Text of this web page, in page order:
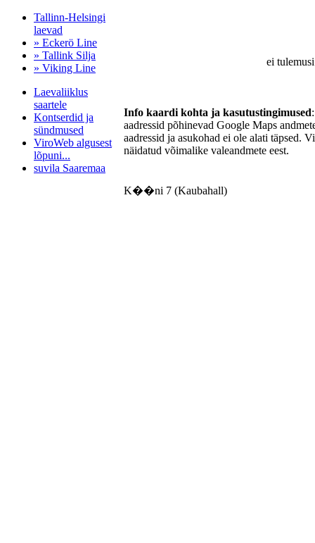
Tallinn-Helsingi
laevad
» Eckerö Line
» Tallink Silja
» Viking Line
Laevaliiklus
saartele
Kontserdid ja
sündmused
ViroWeb algusest
lõpuni...
suvila Saaremaa
ei
Info kaardi kohta ja kasutustingimused
aadressid põhinevad Google Maps
aadressid ja asukohad ei ole alati täpsed.
näidatud võimalike valeandmete eest.
K��ni 7 (Kaubahall)